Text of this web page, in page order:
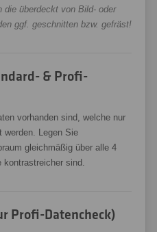
die überdeckt von Bild- oder
ggf. geschnitten bzw. gefräst!
& Profi-
vorhanden sind, welche nur
werden. Legen Sie
gleichmäßig über alle 4
kontrastreicher sind.
Profi-Datencheck)